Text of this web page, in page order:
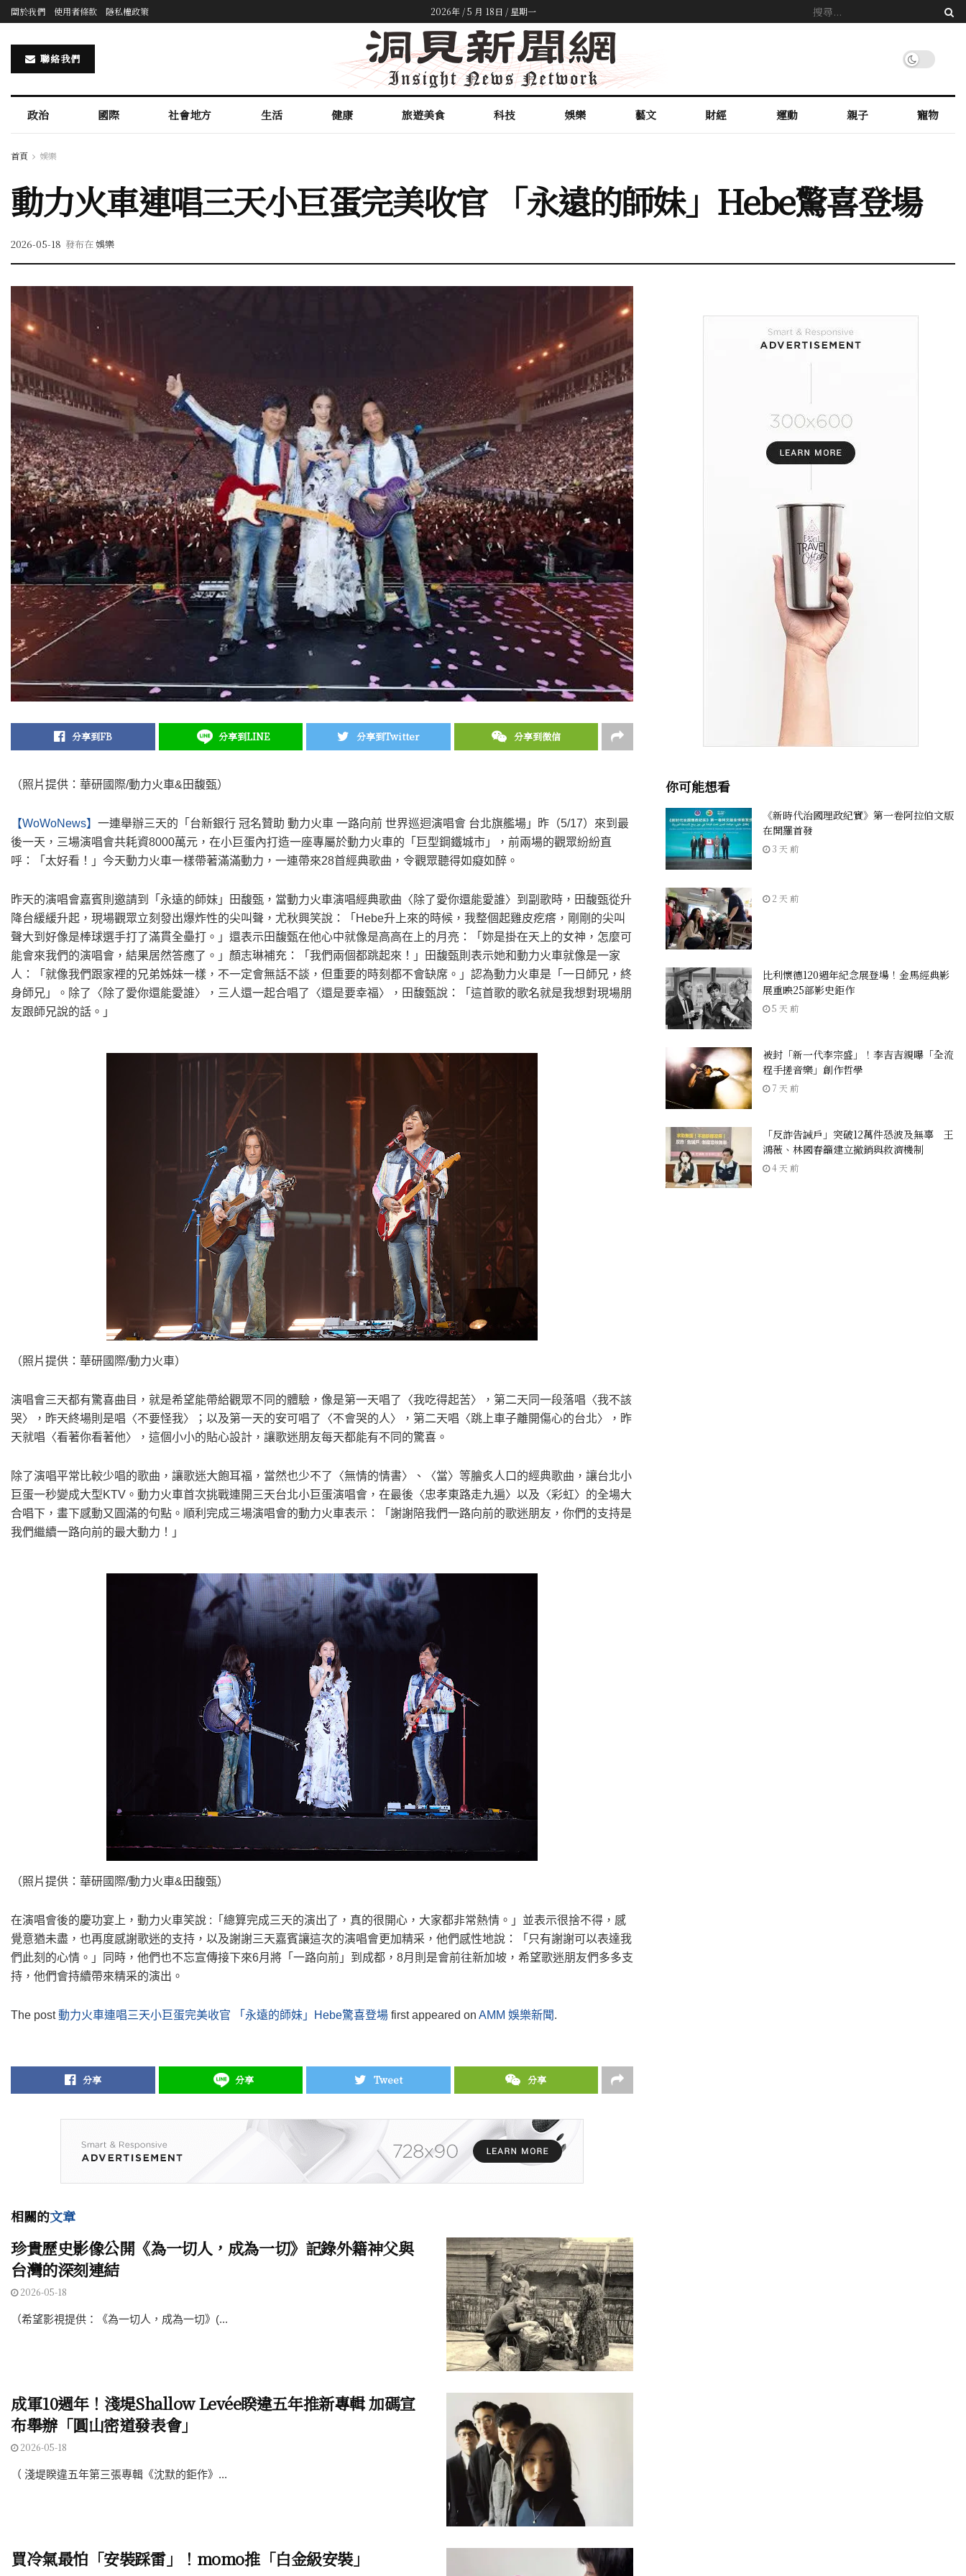
關於我們 使用者條款 隱私權政策 2026年 / 5 月 18日 / 星期一
聯絡我們
政治 國際 社會地方 生活 健康 旅遊美食 科技 娛樂 藝文 財經 運動 親子 寵物
首頁 娛樂
動力火車連唱三天小巨蛋完美收官 「永遠的師妹」Hebe驚喜登場
2026-05-18 發布在娛樂
分享到FB 分享到LINE 分享到Twitter 分享到微信
（照片提供：華研國際/動力火車&田馥甄）
【WoWoNews】 一連舉辦三天的「台新銀行 冠名贊助 動力火車 一路向前 世界巡迴演唱會 台北旗艦場」昨（5/17）來到最
後一天，三場演唱會共耗資8000萬元，在小巨蛋內打造一座專屬於動力火車的「巨型鋼鐵城市」，前兩場的觀眾紛紛直
呼：「太好看！」今天動力火車一樣帶著滿滿動力，一連帶來28首經典歌曲，令觀眾聽得如癡如醉。
昨天的演唱會嘉賓則邀請到「永遠的師妹」田馥甄，當動力火車演唱經典歌曲〈除了愛你還能愛誰〉到副歌時，田馥甄從升
降台緩緩升起，現場觀眾立刻發出爆炸性的尖叫聲，尤秋興笑說：「Hebe升上來的時候，我整個起雞皮疙瘩，剛剛的尖叫
聲大到好像是棒球選手打了滿貫全壘打。」還表示田馥甄在他心中就像是高高在上的月亮：「妳是掛在天上的女神，怎麼可
能會來我們的演唱會，結果居然答應了。」顏志琳補充：「我們兩個都跳起來！」田馥甄則表示她和動力火車就像是一家
人：「就像我們跟家裡的兄弟姊妹一樣，不一定會無話不談，但重要的時刻都不會缺席。」認為動力火車是「一日師兄，終
身師兄」。除了〈除了愛你還能愛誰〉，三人還一起合唱了〈還是要幸福〉，田馥甄說：「這首歌的歌名就是我想對現場朋
友跟師兄說的話。」
（照片提供：華研國際/動力火車）
演唱會三天都有驚喜曲目，就是希望能帶給觀眾不同的體驗，像是第一天唱了〈我吃得起苦〉，第二天同一段落唱〈我不該
哭〉，昨天終場則是唱〈不要怪我〉；以及第一天的安可唱了〈不會哭的人〉，第二天唱〈跳上車子離開傷心的台北〉，昨
天就唱〈看著你看著他〉，這個小小的貼心設計，讓歌迷朋友每天都能有不同的驚喜。
除了演唱平常比較少唱的歌曲，讓歌迷大飽耳福，當然也少不了〈無情的情書〉、〈當〉等膾炙人口的經典歌曲，讓台北小
巨蛋一秒變成大型KTV。動力火車首次挑戰連開三天台北小巨蛋演唱會，在最後〈忠孝東路走九遍〉以及〈彩虹〉的全場大
合唱下，畫下感動又圓滿的句點。順利完成三場演唱會的動力火車表示：「謝謝陪我們一路向前的歌迷朋友，你們的支持是
我們繼續一路向前的最大動力！」
（照片提供：華研國際/動力火車&田馥甄）
在演唱會後的慶功宴上，動力火車笑說 :「總算完成三天的演出了，真的很開心，大家都非常熱情。」並表示很捨不得，感
覺意猶未盡，也再度感謝歌迷的支持，以及謝謝三天嘉賓讓這次的演唱會更加精采，他們感性地說：「只有謝謝可以表達我
們此刻的心情。」同時，他們也不忘宣傳接下來6月將「一路向前」到成都，8月則是會前往新加坡，希望歌迷朋友們多多支
持，他們會持續帶來精采的演出。
The post動力火車連唱三天小巨蛋完美收官 「永遠的師妹」Hebe驚喜登場 first appeared on AMM 娛樂新聞.
分享 分享 Tweet 分享
相關的文章
珍貴歷史影像公開《為一切人，成為一切》記錄外籍神父與
台灣的深刻連結
2026-05-18
（希望影視提供：《為一切人，成為一切》(...
成軍10週年！淺堤Shallow Levée睽違五年推新專輯 加碼宣
布舉辦「圓山密道發表會」
2026-05-18
（ 淺堤睽違五年第三張專輯《沈默的鉅作》...
買冷氣最怕「安裝踩雷」！momo推「白金級安裝」
你可能想看
《新時代治國理政紀實》第一卷阿拉伯文版
在開羅首發
3 天 前
2 天 前
比利懷德120週年紀念展登場！金馬經典影
展重映25部影史鉅作
5 天 前
被封「新一代李宗盛」！李吉吉親曝「全流
程手搓音樂」創作哲學
7 天 前
「反詐告誡戶」突破12萬件恐波及無辜 王
鴻薇、林國春籲建立撤銷與救濟機制
4 天 前